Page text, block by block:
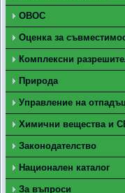
ОВОС
Оценка за
Комплексни
Природа
Управление на
Химични вещества и
Законодателство
Национален каталог
За въпроси